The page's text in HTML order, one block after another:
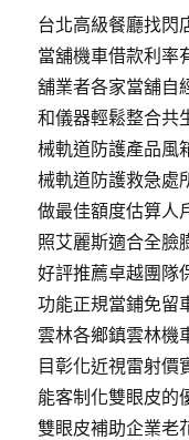
台北高級餐廳找閃
當舖機車借款利率
舖業者各家當舖自
和儀器輕鬆整合共
械軌道防護產品風
械軌道防護救急處
做最佳額度估算人
照艾麗斯適合全臉
好評推薦卓越團隊
功能正規當鋪免留
雲林各鄉鎮雲林機
目彰化近視雷射價
能客制化雙眼皮的
雙眼皮補助企業老